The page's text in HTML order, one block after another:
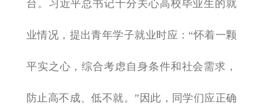
台。习近平总书记十分关心高校毕业生的就
业情况，提出青年学子就业时应：“怀着一颗
平实之心，综合考虑自身条件和社会需求，
防止高不成、低不就。”因此，同学们应正确